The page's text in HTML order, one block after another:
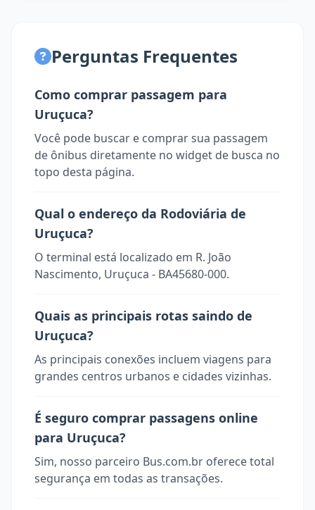
Perguntas Frequentes
Como comprar passagem para
Uruçuca?
Você pode buscar e comprar sua passagem
de ônibus diretamente no widget de busca no
topo desta página.
Qual o endereço da Rodoviária de
Uruçuca?
O terminal está localizado em R. João
Nascimento, Uruçuca - BA45680-000.
Quais as principais rotas saindo de
Uruçuca?
As principais conexões incluem viagens para
grandes centros urbanos e cidades vizinhas.
É seguro comprar passagens online
para Uruçuca?
Sim, nosso parceiro Bus.com.br oferece total
segurança em todas as transações.